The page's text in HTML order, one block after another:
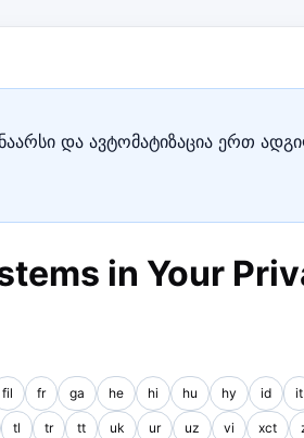
და ავტომატიზაცია ერთ
in Your
fil fr ga he hi hu hy id it
tl tr tt uk ur uz vi xct